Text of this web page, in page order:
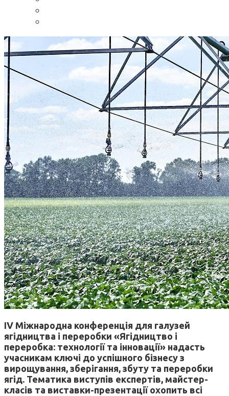
IV Міжнародна конференція для галузей
ягідництва і переробки «Ягідництво і
переробка: технології та інновації» надасть
учасникам ключі до успішного бізнесу з
вирощування, зберігання, збуту та переробки
ягід. Тематика виступів експертів, майстер-
класів та виставки-презентації охопить всі